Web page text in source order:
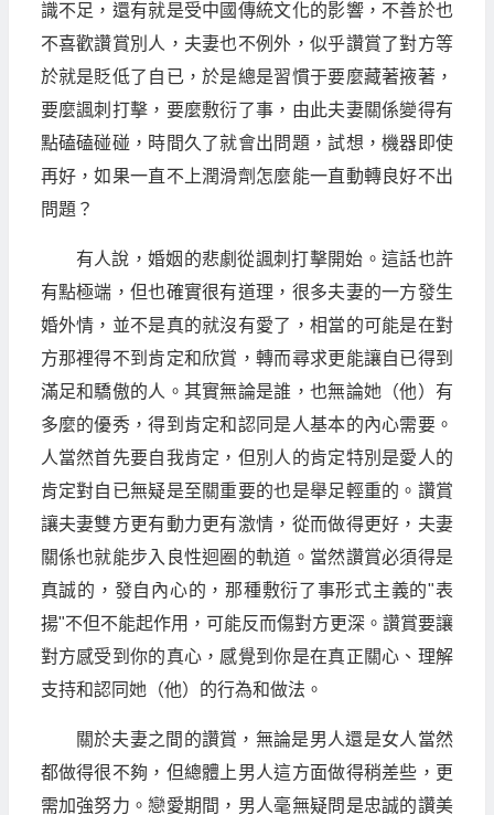
識不足，還有就是受中國傳統文化的影響，不善於也
不喜歡讚賞別人，夫妻也不例外，似乎讚賞了對方等
於就是貶低了自已，於是總是習慣于要麼藏著掖著，
要麼諷刺打擊，要麼敷衍了事，由此夫妻關係變得有
點磕磕碰碰，時間久了就會出問題，試想，機器即使
再好，如果一直不上潤滑劑怎麼能一直動轉良好不出
問題？
有人說，婚姻的悲劇從諷刺打擊開始。這話也許
有點極端，但也確實很有道理，很多夫妻的一方發生
婚外情，並不是真的就沒有愛了，相當的可能是在對
方那裡得不到肯定和欣賞，轉而尋求更能讓自已得到
滿足和驕傲的人。其實無論是誰，也無論她（他）有
多麼的優秀，得到肯定和認同是人基本的內心需要。
人當然首先要自我肯定，但別人的肯定特別是愛人的
肯定對自已無疑是至關重要的也是舉足輕重的。讚賞
讓夫妻雙方更有動力更有激情，從而做得更好，夫妻
關係也就能步入良性迴圈的軌道。當然讚賞必須得是
真誠的，發自內心的，那種敷衍了事形式主義的"表
揚"不但不能起作用，可能反而傷對方更深。讚賞要讓
對方感受到你的真心，感覺到你是在真正關心、理解
支持和認同她（他）的行為和做法。
關於夫妻之間的讚賞，無論是男人還是女人當然
都做得很不夠，但總體上男人這方面做得稍差些，更
需加強努力。戀愛期間，男人毫無疑問是忠誠的讚美